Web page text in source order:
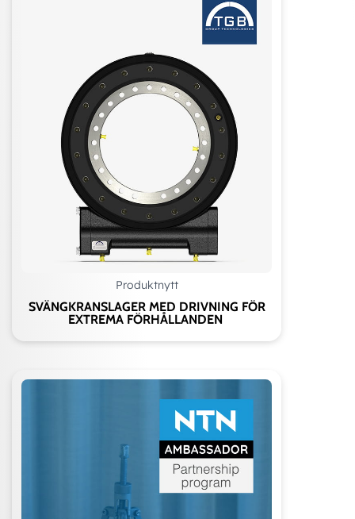
Produktnytt
SVÄNGKRANSLAGER MED DRIVNING FÖR
EXTREMA FÖRHÅLLANDEN